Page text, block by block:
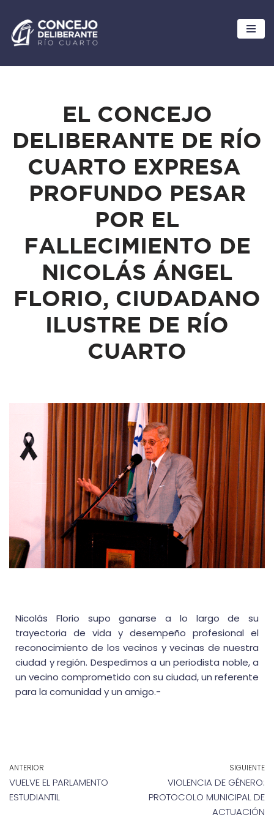
Ir
al
EL CONCEJO
DELIBERANTE DE RÍO
CUARTO EXPRESA
PROFUNDO PESAR
POR EL
FALLECIMIENTO DE
NICOLÁS ÁNGEL
FLORIO, CIUDADANO
ILUSTRE DE RÍO
CUARTO
Nicolás Florio supo ganarse a lo largo de su
trayectoria de vida y desempeño profesional el
reconocimiento de los vecinos y vecinas de nuestra
ciudad y región. Despedimos a un periodista noble, a
un vecino comprometido con su ciudad, un referente
para la comunidad y un amigo.-
ANTERIOR
VUELVE EL PARLAMENTO
ESTUDIANTIL
SIGUIENTE
VIOLENCIA DE GÉNERO:
PROTOCOLO MUNICIPAL DE
ACTUACIÓN